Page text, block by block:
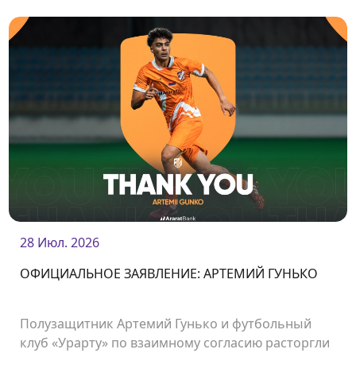
28 Июл. 2026
ОФИЦИАЛЬНОЕ ЗАЯВЛЕНИЕ: АРТЕМИЙ ГУНЬКО
Полузащитник Артемий Гунько и футбольный
клуб «Урарту» по взаимному согласию расторгли